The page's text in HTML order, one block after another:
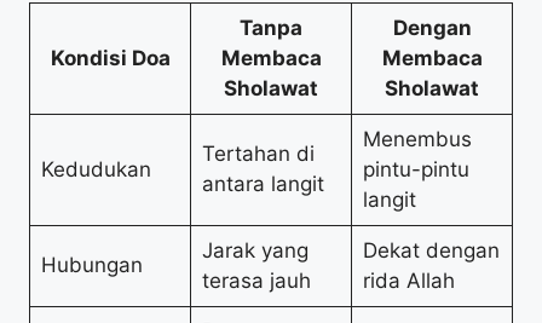
Kondisi Doa
Tanpa
Membaca
Sholawat
Dengan
Membaca
Sholawat
Kedudukan
Tertahan di
antara langit
Menembus
pintu-pintu
langit
Hubungan
Jarak yang
terasa jauh
Dekat dengan
rida Allah